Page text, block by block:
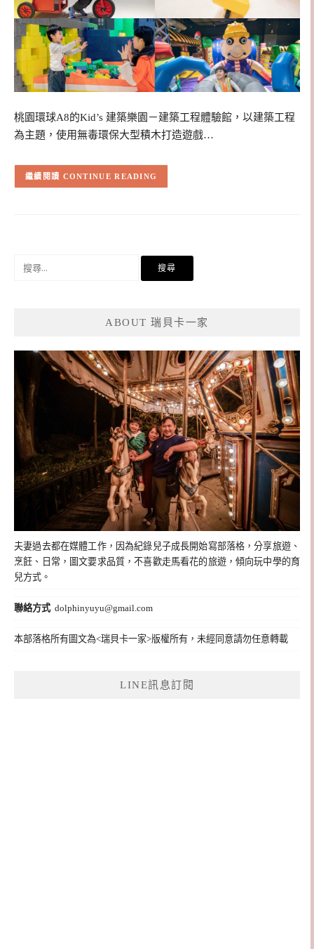
桃園環球A8的Kid’s 建築樂園－建築工程體驗館，以建築工程
為主題，使用無毒環保大型積木打造遊戲…
CONTINUE READING
ABOUT 瑞貝卡一家
夫妻過去都在媒體工作，因為紀錄兒子成長開始寫部落格，分享旅遊、
烹飪、日常，圖文要求品質，不喜歡走馬看花的旅遊，傾向玩中學的育
兒方式。
聯絡方式 dolphinyuyu@gmail.com
本部落格所有圖文為<瑞貝卡一家>版權所有，未經同意請勿任意轉載
LINE訊息訂閱